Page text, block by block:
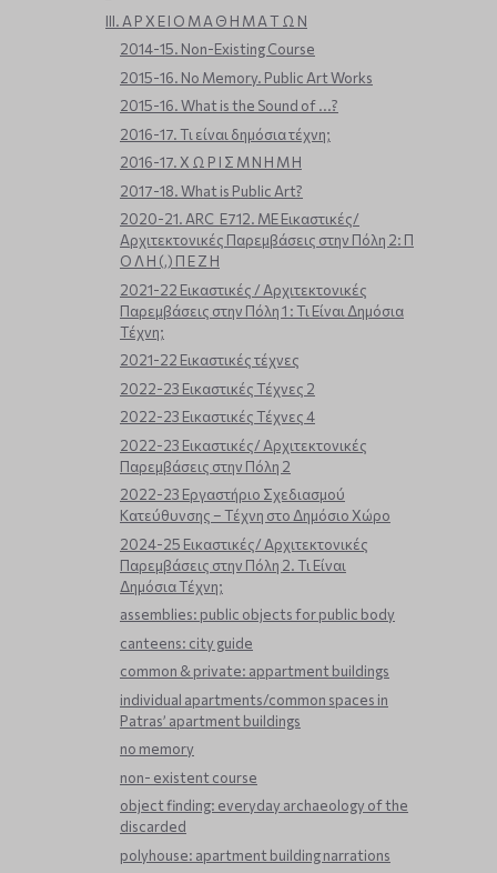
ΙΙΙ. Α Ρ Χ Ε Ι Ο Μ Α Θ Η Μ Α Τ Ω Ν
2014-15. Non-Existing Course
2015-16. No Memory. Public Art Works
2015-16. What is the Sound of ...?
2016-17. Τι είναι δημόσια τέχνη;
2016-17. Χ Ω Ρ Ι Σ Μ Ν Η Μ Η
2017-18. What is Public Art?
2020-21. ARC_E712. ΜΕ Εικαστικές/
Αρχιτεκτονικές Παρεμβάσεις στην Πόλη 2: Π
Ο Λ Η (,) Π Ε Ζ Η
2021-22 Εικαστικές / Αρχιτεκτονικές
Παρεμβάσεις στην Πόλη 1 : Τι Είναι Δημόσια
Τέχνη;
2021-22 Εικαστικές τέχνες
2022-23 Εικαστικές Τέχνες 2
2022-23 Εικαστικές Τέχνες 4
2022-23 Εικαστικές/ Αρχιτεκτονικές
Παρεμβάσεις στην Πόλη 2
2022-23 Εργαστήριο Σχεδιασμού
Κατεύθυνσης – Τέχνη στο Δημόσιο Χώρο
2024-25 Εικαστικές/ Αρχιτεκτονικές
Παρεμβάσεις στην Πόλη 2. Τι Είναι
Δημόσια Τέχνη;
assemblies: public objects for public body
canteens: city guide
common & private: appartment buildings
individual apartments/common spaces in
Patras’ apartment buildings
no memory
non- existent course
object finding: everyday archaeology of the
discarded
polyhouse: apartment building narrations